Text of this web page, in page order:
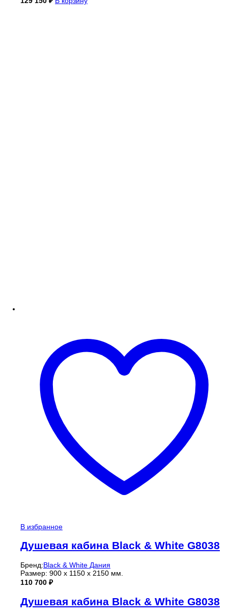
В избранное
Душевая кабина Black & White G8038
Бренд:Black & White Дания
Размер: 900 х 1150 х 2150 мм.
110 700 ₽
Душевая кабина Black & White G8038